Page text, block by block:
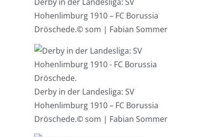
Derby in der Landesliga: SV
Hohenlimburg 1910 – FC Borussia
Dröschede.© som | Fabian Sommer
Derby in der Landesliga: SV
Hohenlimburg 1910 – FC Borussia
Dröschede.© som | Fabian Sommer